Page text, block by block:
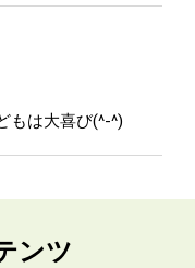
もは大喜び(^-^)
ンツ